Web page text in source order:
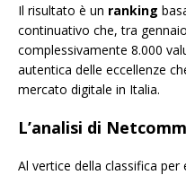
Il risultato è un ranking
continuativo che, tra
complessivamente 8.000
autentica delle eccellenze
mercato digitale in Italia.
L’analisi di
Al vertice della classifica